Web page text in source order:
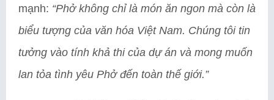
mạnh: “Phở không chỉ là món ăn ngon mà còn là
biểu tượng của văn hóa Việt Nam. Chúng tôi tin
tưởng vào tính khả thi của dự án và mong muốn
lan tỏa tình yêu Phở đến toàn thế giới.”